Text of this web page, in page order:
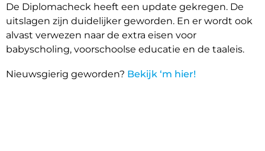
De Diplomacheck heeft een update gekregen. De
uitslagen zijn duidelijker geworden. En er wordt ook
alvast verwezen naar de extra eisen voor
babyscholing, voorschoolse educatie en de taaleis.
Nieuwsgierig geworden? Bekijk ‘m hier!